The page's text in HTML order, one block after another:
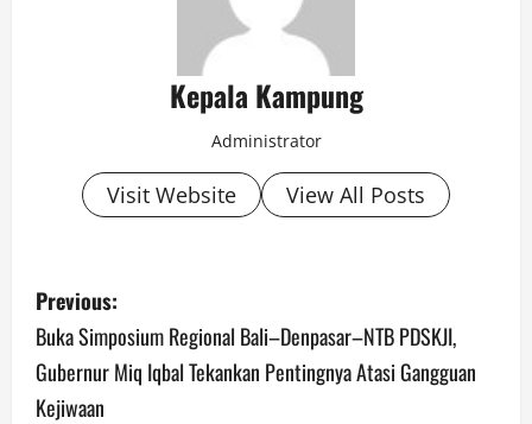
Kepala Kampung
Administrator
Visit Website View All Posts
P
o
s
Previous:
Buka Simposium Regional Bali–Denpasar–NTB PDSKJI,
Gubernur Miq Iqbal Tekankan Pentingnya Atasi Gangguan
Kejiwaan